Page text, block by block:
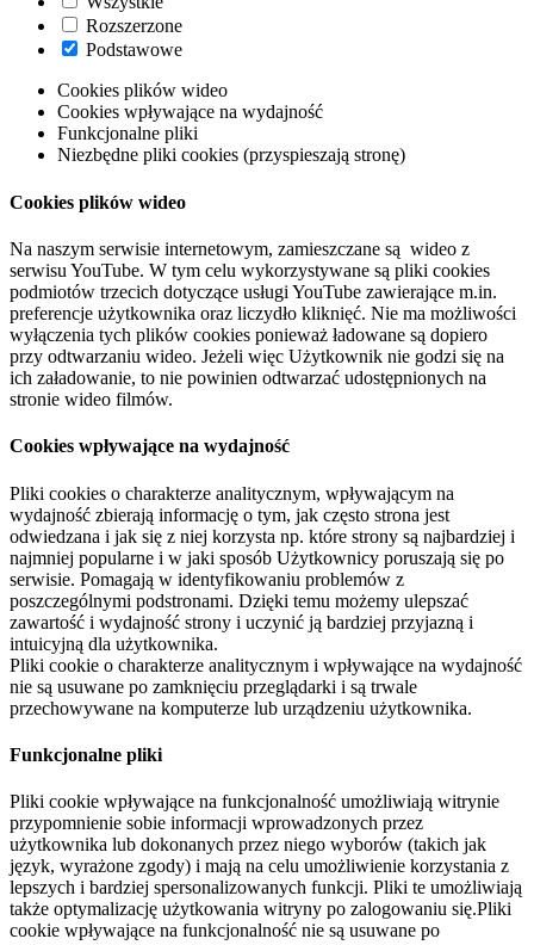
Rozszerzone
Podstawowe
Cookies plików wideo
Cookies wpływające na wydajność
Funkcjonalne pliki
Niezbędne pliki cookies (przyspieszają stronę)
Cookies plików wideo
Na naszym serwisie internetowym, zamieszczane są wideo z
serwisu YouTube. W tym celu wykorzystywane są pliki cookies
podmiotów trzecich dotyczące usługi YouTube zawierające m.in.
preferencje użytkownika oraz liczydło kliknięć. Nie ma możliwości
wyłączenia tych plików cookies ponieważ ładowane są dopiero
przy odtwarzaniu wideo. Jeżeli więc Użytkownik nie godzi się na
ich załadowanie, to nie powinien odtwarzać udostępnionych na
stronie wideo filmów.
Cookies wpływające na wydajność
Pliki cookies o charakterze analitycznym, wpływającym na
wydajność zbierają informację o tym, jak często strona jest
odwiedzana i jak się z niej korzysta np. które strony są najbardziej i
najmniej popularne i w jaki sposób Użytkownicy poruszają się po
serwisie. Pomagają w identyfikowaniu problemów z
poszczególnymi podstronami. Dzięki temu możemy ulepszać
zawartość i wydajność strony i uczynić ją bardziej przyjazną i
intuicyjną dla użytkownika.
Pliki cookie o charakterze analitycznym i wpływające na wydajność
nie są usuwane po zamknięciu przeglądarki i są trwale
przechowywane na komputerze lub urządzeniu użytkownika.
Funkcjonalne pliki
Pliki cookie wpływające na funkcjonalność umożliwiają witrynie
przypomnienie sobie informacji wprowadzonych przez
użytkownika lub dokonanych przez niego wyborów (takich jak
język, wyrażone zgody) i mają na celu umożliwienie korzystania z
lepszych i bardziej spersonalizowanych funkcji. Pliki te umożliwiają
także optymalizację użytkowania witryny po zalogowaniu się.Pliki
cookie wpływające na funkcjonalność nie są usuwane po